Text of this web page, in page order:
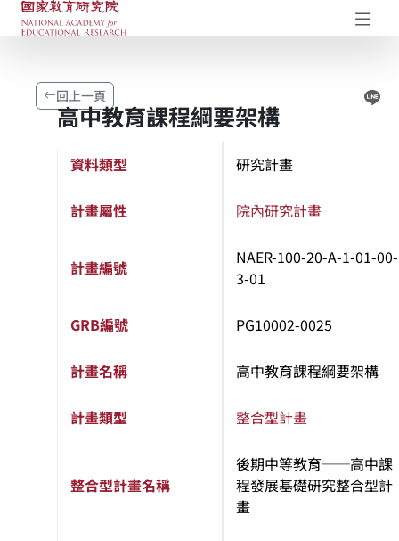
國家教育研究院-研究成果典藏庫
回上一頁
高中教育課程綱要架構
資料類型 研究計畫
計畫屬性 院內研究計畫
計畫編號
NAER-100-20-A-1-01-00-
3-01
GRB編號 PG10002-0025
計畫名稱 高中教育課程綱要架構
計畫類型 整合型計畫
整合型計畫名稱
後期中等教育──高中課
程發展基礎研究整合型計
畫